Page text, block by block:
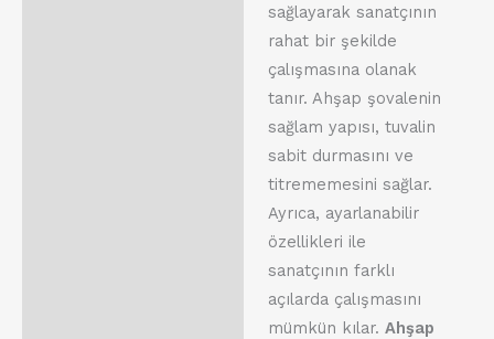
sağlayarak sanatçının
rahat bir şekilde
çalışmasına olanak
tanır. Ahşap şovalenin
sağlam yapısı, tuvalin
sabit durmasını ve
titrememesini sağlar.
Ayrıca, ayarlanabilir
özellikleri ile
sanatçının farklı
açılarda çalışmasını
mümkün kılar. Ahşap